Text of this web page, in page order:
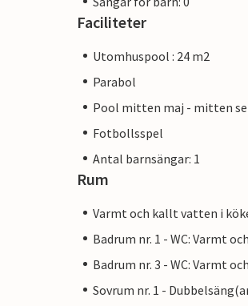
Faciliteter
Utomhuspool : 24 m2
Parabol
Pool mitten maj - mitten
Fotbollsspel
Antal barnsängar: 1
Rum
Varmt och kallt vatten i
Badrum nr. 1 - WC: Varmt
Badrum nr. 3 - WC: Varmt
Sovrum nr. 1 -